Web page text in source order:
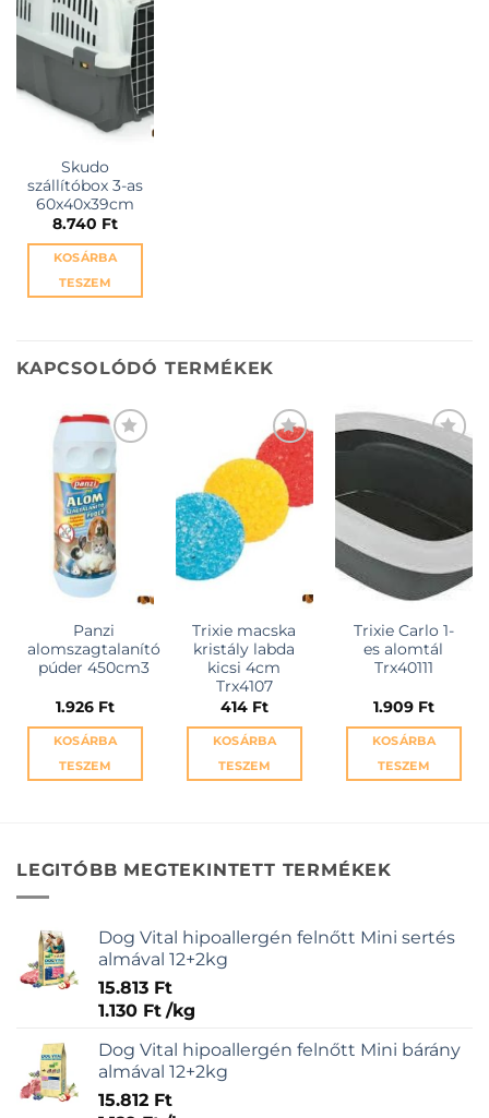
KEDVENCEKHEZ
Skudo
szállítóbox 3-as
60x40x39cm
8.740 Ft
KOSÁRBA
TESZEM
KAPCSOLÓDÓ TERMÉKEK
KEDVENCEKHEZ
Panzi
alomszagtalanító
púder 450cm3
1.926 Ft
KOSÁRBA
TESZEM
KEDVENCEKHEZ
Trixie macska
kristály labda
kicsi 4cm
Trx4107
414 Ft
KOSÁRBA
TESZEM
Trixie Carlo 1-
es alomtál
Trx40111
1.909 Ft
KOSÁRBA
TESZEM
LEGITÓBB MEGTEKINTETT TERMÉKEK
Dog Vital hipoallergén felnőtt Mini sertés
almával 12+2kg
15.813 Ft
1.130 Ft /kg
Dog Vital hipoallergén felnőtt Mini bárány
almával 12+2kg
15.812 Ft